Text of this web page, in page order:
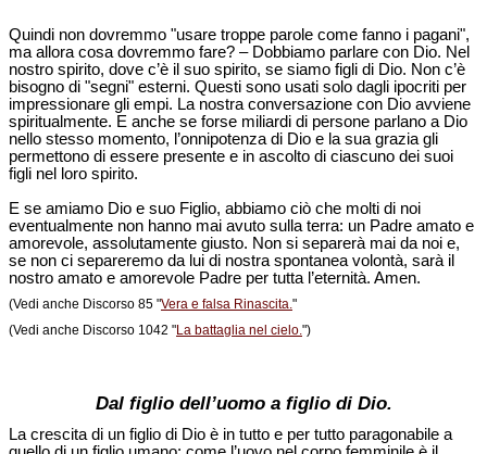
Quindi non dovremmo "usare troppe parole come fanno i pagani",
ma allora cosa dovremmo fare? – Dobbiamo parlare con Dio. Nel
nostro spirito, dove c’è il suo spirito, se siamo figli di Dio. Non c’è
bisogno di "segni" esterni. Questi sono usati solo dagli ipocriti per
impressionare gli empi. La nostra conversazione con Dio avviene
spiritualmente. E anche se forse miliardi di persone parlano a Dio
nello stesso momento, l’onnipotenza di Dio e la sua grazia gli
permettono di essere presente e in ascolto di ciascuno dei suoi
figli nel loro spirito.
E se amiamo Dio e suo Figlio, abbiamo ciò che molti di noi
eventualmente non hanno mai avuto sulla terra: un Padre amato e
amorevole, assolutamente giusto. Non si separerà mai da noi e,
se non ci separeremo da lui di nostra spontanea volontà, sarà il
nostro amato e amorevole Padre per tutta l’eternità. Amen.
(Vedi anche Discorso 85 "Vera e falsa Rinascita."
(Vedi anche Discorso 1042 "La battaglia nel cielo. ")
Dal figlio dell’uomo a figlio di Dio.
La crescita di un figlio di Dio è in tutto e per tutto paragonabile a